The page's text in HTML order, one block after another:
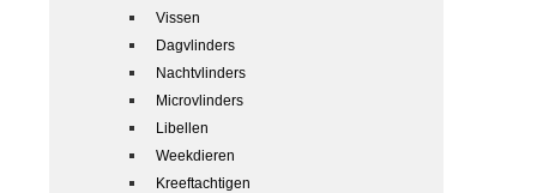
Vissen
Dagvlinders
Nachtvlinders
Microvlinders
Libellen
Weekdieren
Kreeftachtigen